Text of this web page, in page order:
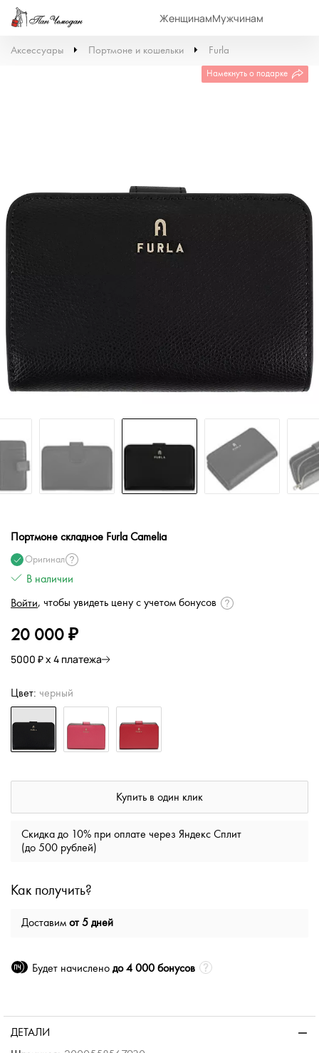
ЖенщинамМужчинам
Аксессуары Портмоне и кошельки Furla
Намекнуть о подарке
Портмоне складное Furla Camelia
Оригинал
В наличии
Войти, чтобы увидеть цену с учетом бонусов
20 000 ₽
5000 ₽ х 4 платежа
Цвет: черный
Купить в один клик
Скидка до 10% при оплате через Яндекс Сплит
(до 500 рублей)
Как получить?
Доставим от 5 дней
Будет начислено до 4 000 бонусов
ДЕТАЛИ